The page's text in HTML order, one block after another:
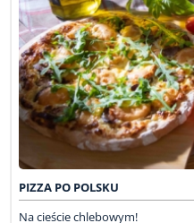
PIZZA PO POLSKU
Na cieście chlebowym!